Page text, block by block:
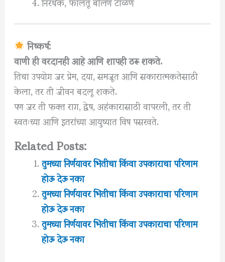
निष्कर्ष:
वाणी ही वरदानही आहे आणि शापही ठरू शकते.
तिचा उपयोग जर प्रेम, दया, समजूत आणि सकारात्मकतेसाठी
केला, तर ती जीवन बदलू शकते.
पण जर ती फक्त राग, द्वेष, अहंकारासाठी वापरली, तर ती
स्वतःच्या आणि इतरांच्या आयुष्यात विष पसरवते.
Related Posts:
तुमच्या निर्णयावर भितीचा किंवा उपकाराचा परिणाम
होऊ देऊ नका
तुमच्या निर्णयावर भितीचा किंवा उपकाराचा परिणाम
होऊ देऊ नका
तुमच्या निर्णयावर भितीचा किंवा उपकाराचा परिणाम
होऊ देऊ नका